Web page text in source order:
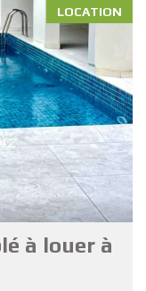
LOCATION
à louer à